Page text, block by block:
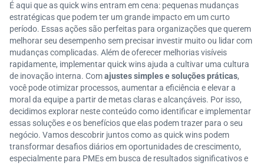
É aqui que as quick wins entram em cena: pequenas mudanças
estratégicas que podem ter um grande impacto em um curto
período. Essas ações são perfeitas para organizações que querem
melhorar seu desempenho sem precisar investir muito ou lidar com
mudanças complicadas. Além de oferecer melhorias visíveis
rapidamente, implementar quick wins ajuda a cultivar uma cultura
de inovação interna. Comajustes simples e soluções práticas,
você pode otimizar processos, aumentar a eficiência e elevar a
moral da equipe a partir de metas claras e alcançáveis. Por isso,
decidimos explorar neste conteúdo como identificar e implementar
essas soluções e os benefícios que elas podem trazer para o seu
negócio. Vamos descobrir juntos como as quick wins podem
transformar desafios diários em oportunidades de crescimento,
especialmente para PMEs em busca de resultados significativos e